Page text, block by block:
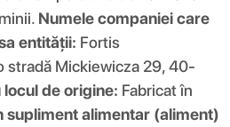
Numele companiei care
entității: Fortis
stradă Mickiewicza 29, 40-
locul de origine: Fabricat în
supliment alimentar (aliment)